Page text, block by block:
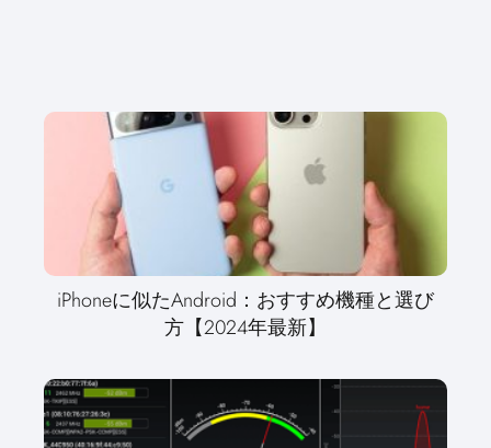
iPhoneに似たAndroid：おすすめ機種と選び
方【2024年最新】